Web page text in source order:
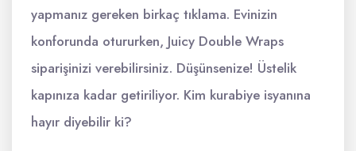
yapmanız gereken birkaç tıklama. Evinizin
konforunda otururken, Juicy Double Wraps
siparişinizi verebilirsiniz. Düşünsenize! Üstelik
kapınıza kadar getiriliyor. Kim kurabiye isyanına
hayır diyebilir ki?